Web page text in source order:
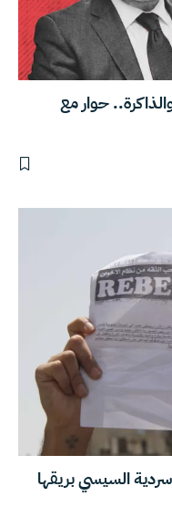
حوار مع
سردية السيسي بريقها